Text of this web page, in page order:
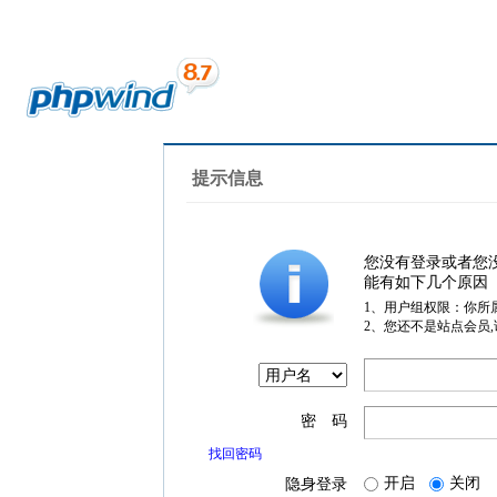
提示信息
您没有登录或者您
能有如下几个原因
1、用户组权限：你所
2、您还不是站点会员
密 码
找回密码
隐身登录 开启 关闭